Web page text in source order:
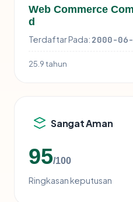
Web Commerce
d
Terdaftar Pada: 2000-
25.9 tahun
Sangat Aman
95/100
Ringkasan keputusan